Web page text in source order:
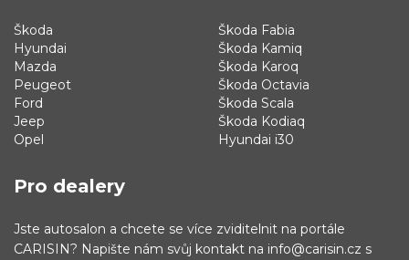
Škoda
Hyundai
Mazda
Peugeot
Ford
Jeep
Opel
Škoda Fabia
Škoda Kamiq
Škoda Karoq
Škoda Octavia
Škoda Scala
Škoda Kodiaq
Hyundai i30
Pro dealery
Jste autosalon a chcete se více zviditelnit na portále
CARISIN? Napište nám svůj kontakt na info@carisin.cz s